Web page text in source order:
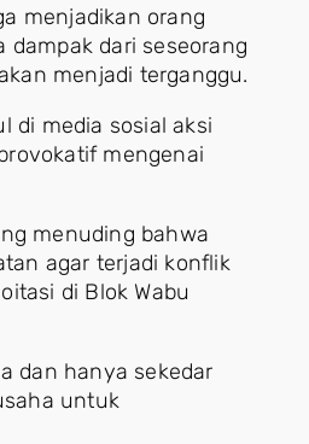
menjadikan orang
dari seseorang
menjadi terganggu.
di media sosial aksi
mengenai
menuding bahwa
agar terjadi konflik
di Blok Wabu
dan hanya sekedar
untuk